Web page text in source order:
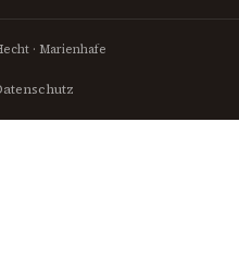
· Marienhafe